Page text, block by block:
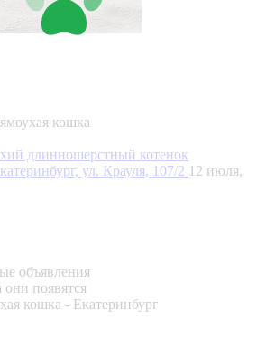
кошка
длинношерстный котенок
ул. Крауля, 107/2 12 июля,
объявления
появятся
кошка - Екатеринбург